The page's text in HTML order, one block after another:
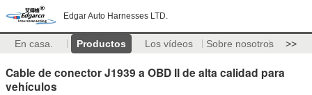
Edgar Auto Harnesses LTD.
En casa. Productos Los vídeos Sobre nosotros >>
Cable de conector J1939 a OBD II de alta calidad para
vehículos